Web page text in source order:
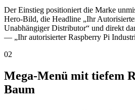
Der Einstieg positioniert die Marke
Hero-Bild, die Headline „Ihr
Unabhängiger Distributor“ und direkt
— „Ihr autorisierter Raspberry Pi
02
Mega-Menü mit tiefem
Baum